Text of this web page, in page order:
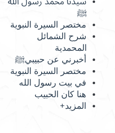
ﷺ
مختصر السيرة النبوية
شرح الشمائل
المحمدية
أخبرني عن حبيبيﷺ
مختصر السيرة النبوية
في بيت رسول الله
هنا كان الحبيب
المزيد+